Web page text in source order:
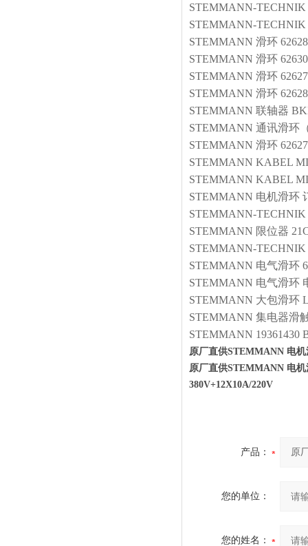
STEMMANN-TECHNIK
STEMMANN-TECHNIK
STEMMANN 滑环
STEMMANN 滑环
STEMMANN 滑环
STEMMANN 滑环
STEMMANN 联轴器
STEMMANN 通讯滑环
STEMMANN 滑环
STEMMANN KABEL
STEMMANN KABEL
STEMMANN 电机滑环
STEMMANN-TECHNIK
STEMMANN 限位器
STEMMANN-TECHNIK
STEMMANN 电气滑环
STEMMANN 电气滑环
STEMMANN 大包滑环
STEMMANN 集电器滑
STEMMANN 19361430
原厂直供STEMMANN 电机
原厂直供STEMMANN 电机
380V+12X10A/220V
产品：
您的单位：
您的姓名：